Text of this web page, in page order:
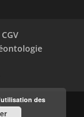
CGV
des